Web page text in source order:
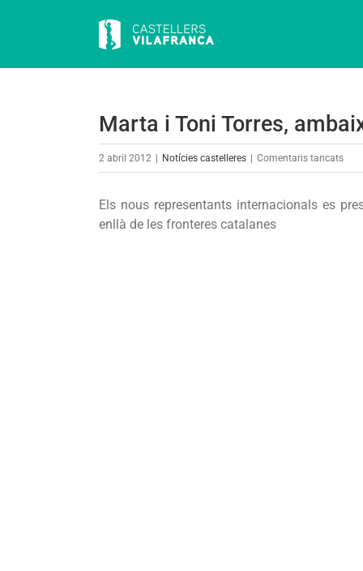
Marta i Toni Torres,
2 abril 2012 Notícies castelleres Comentaris tancatsa
Els nous representants internacionals es
enllà de les fronteres catalanes